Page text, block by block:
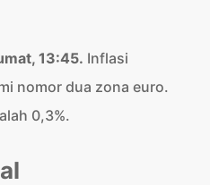
13:45. Inflasi
nomor dua zona euro.
0,3%.